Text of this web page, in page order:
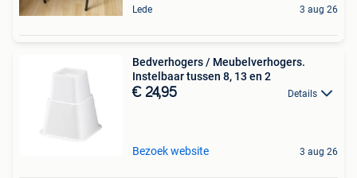
Lede 3 aug 26
Bedverhogers / Meubelverhogers.
Instelbaar tussen 8, 13 en 2
€ 24,95 Details
Bezoek website 3 aug 26